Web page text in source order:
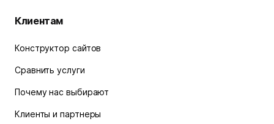
Клиентам
Конструктор сайтов
Сравнить услуги
Почему нас выбирают
Клиенты и партнеры